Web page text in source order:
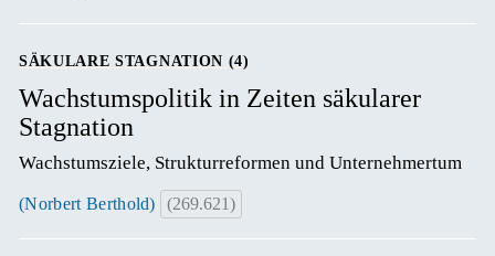
SÄKULARE STAGNATION (4)
Wachstumspolitik in Zeiten säkularer
Stagnation
Wachstumsziele, Strukturreformen und Unternehmertum
(Norbert Berthold) (269.621)